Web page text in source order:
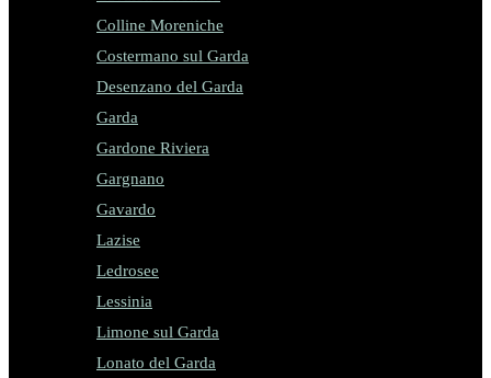
Colline Moreniche
Costermano sul Garda
Desenzano del Garda
Garda
Gardone Riviera
Gargnano
Gavardo
Lazise
Ledrosee
Lessinia
Limone sul Garda
Lonato del Garda